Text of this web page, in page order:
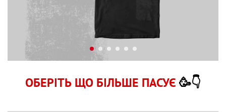
ОБЕРІТЬ ЩО БІЛЬШЕ ПАСУЄ 🥳👇